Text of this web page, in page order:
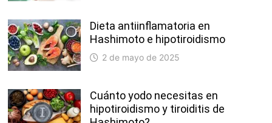
Dieta antiinflamatoria en
Hashimoto e hipotiroidismo
2 de mayo de 2025
Cuánto yodo necesitas en
hipotiroidismo y tiroiditis de